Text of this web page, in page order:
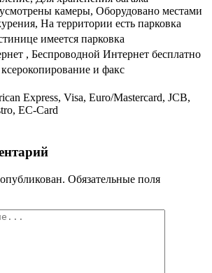
камеры, Оборудовано местами
На территории есть парковка
имеется парковка
, Беспроводной Интернет бесплатно
и факс
Express, Visa, Euro/Mastercard, JCB,
EC-Card
Обязательные поля